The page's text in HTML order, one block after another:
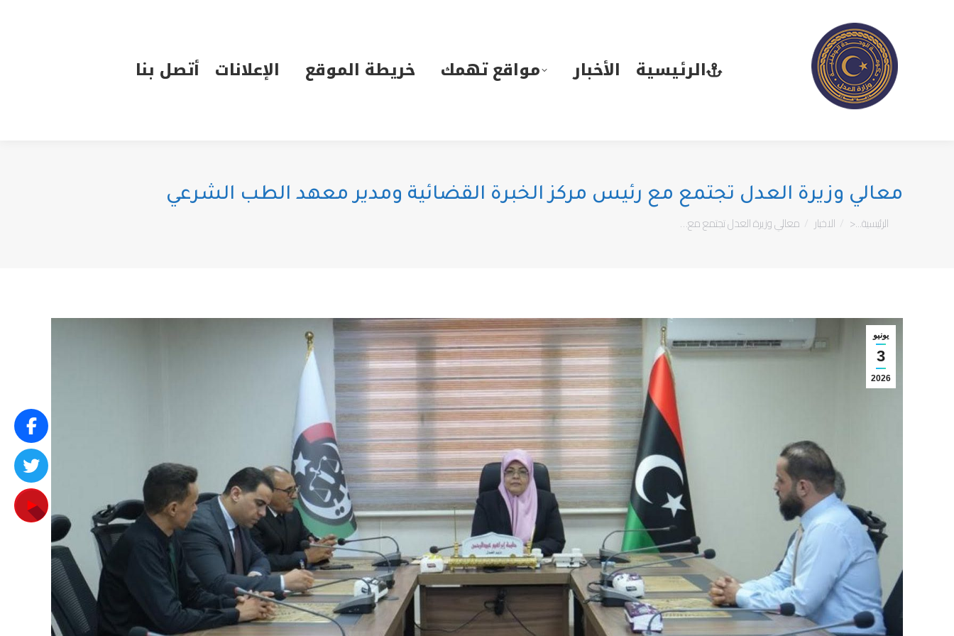
الرئيسية الأخبار مواقع تهمك خريطة الموقع الإعلانات أتصل بنا
معالي وزيرة العدل تجتمع مع رئيس مركز الخبرة القضائية ومدير معهد الطب الشرعي
You are here:
الرئيسية...< الاخبار معالي وزيرة العدل تجتمع مع…
يونيو
3
2026